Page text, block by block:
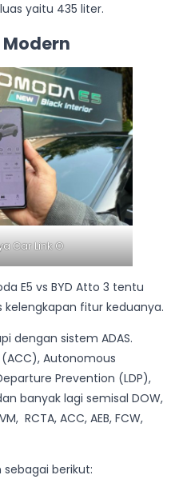
yaitu 435 liter.
Modern
Car Link O
E5 vs BYD Atto 3 tentu
fitur keduanya.
dengan sistem ADAS.
Autonomous
Prevention (LDP),
banyak lagi semisal DOW,
RCTA, ACC, AEB, FCW,
berikut: